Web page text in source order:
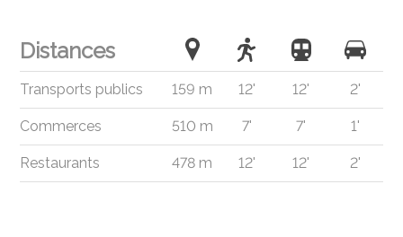
Distances
Transports publics 159 m 12' 12' 2'
Commerces 510 m 7' 7' 1'
Restaurants 478 m 12' 12' 2'